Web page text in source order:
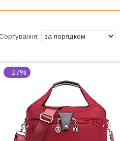
–27%